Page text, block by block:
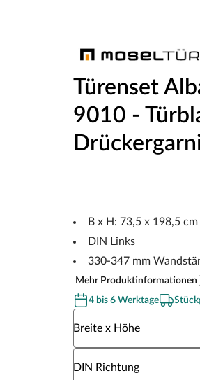
Türenset
9010 -
B x H: 73,5 x 198,5 cm
DIN Links
330-347 mm
Mehr Produktinformationen
4 bis 6 Werktage
Breite x Höhe
DIN Richtung